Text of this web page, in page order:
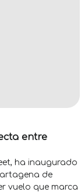
entre
ha inaugurado
de
vuelo que marca